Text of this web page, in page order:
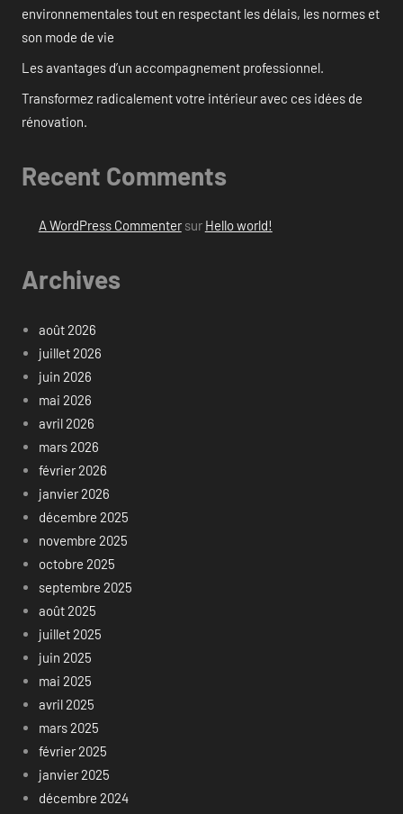
environnementales tout en respectant les délais, les normes et
son mode de vie
Les avantages d’un accompagnement professionnel.
Transformez radicalement votre intérieur avec ces idées de
rénovation.
Recent Comments
A WordPress Commentersur Hello world!
Archives
août 2026
juillet 2026
juin 2026
mai 2026
avril 2026
mars 2026
février 2026
janvier 2026
décembre 2025
novembre 2025
octobre 2025
septembre 2025
août 2025
juillet 2025
juin 2025
mai 2025
avril 2025
mars 2025
février 2025
janvier 2025
décembre 2024